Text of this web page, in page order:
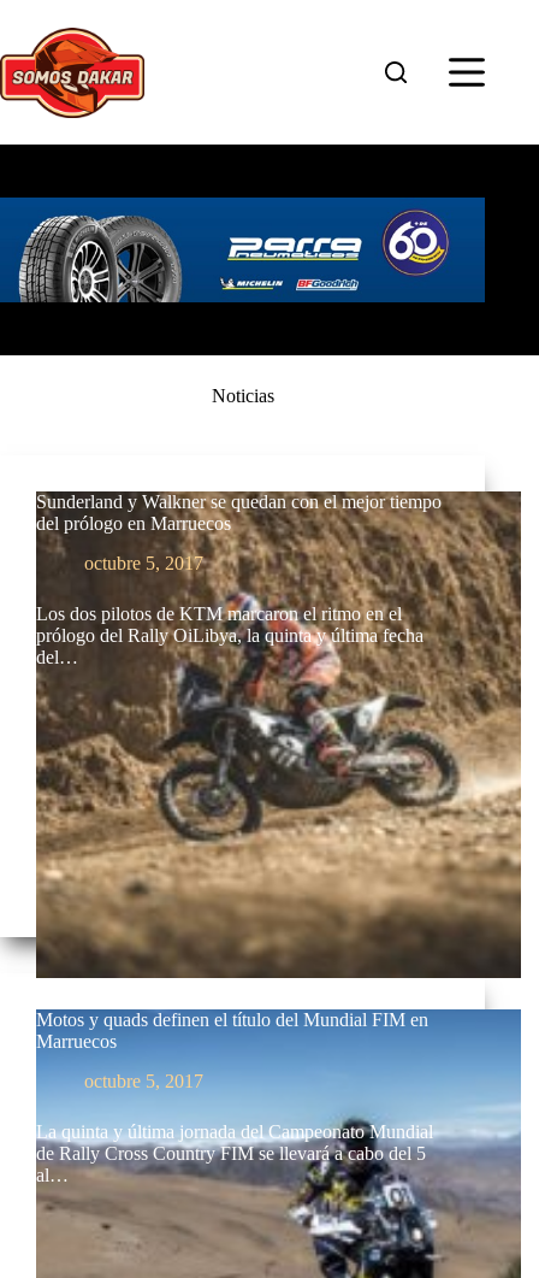
contenido
Noticias
Sunderland y Walkner se quedan con el mejor tiempo
del prólogo en Marruecos
octubre 5, 2017
Los dos pilotos de KTM marcaron el ritmo en el
prólogo del Rally OiLibya, la quinta y última fecha
del…
Motos y quads definen el título del Mundial FIM en
Marruecos
octubre 5, 2017
La quinta y última jornada del Campeonato Mundial
de Rally Cross Country FIM se llevará a cabo del 5
al…